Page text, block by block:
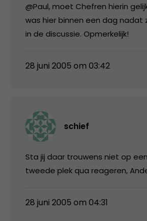
@Paul, moet Chefren hierin
was hier binnen een dag nadat
in de discussie. Opmerkelijk!
28 juni 2005 om 03:42
schief
Sta jij daar trouwens niet op
tweede plek qua reageren,
28 juni 2005 om 04:31